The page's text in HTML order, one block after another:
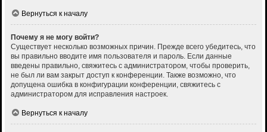
Вернуться к началу
Почему я не могу войти?
Существует несколько возможных причин. Прежде всего убедитесь, что
вы правильно вводите имя пользователя и пароль. Если данные
введены правильно, свяжитесь с администратором, чтобы проверить,
не был ли вам закрыт доступ к конференции. Также возможно, что
допущена ошибка в конфигурации конференции, свяжитесь с
администратором для исправления настроек.
Вернуться к началу